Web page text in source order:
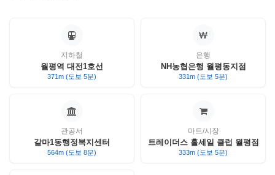
지하철
월평역 대전1호선
371m (도보 5분)
은행
NH농협은행 월평동지점
331m (도보 5분)
관공서
갈마1동행정복지센터
564m (도보 8분)
마트/시장
트레이더스 홀세일 클럽 월평점
333m (도보 5분)